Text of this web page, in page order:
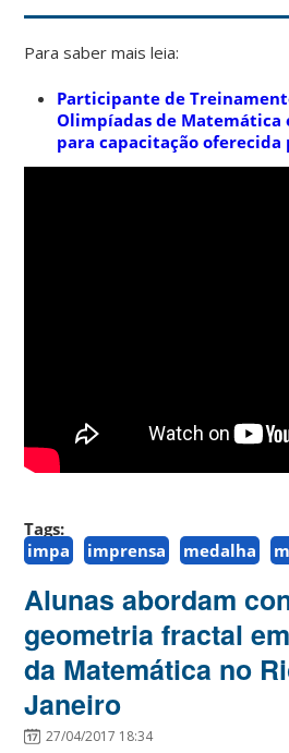
Para saber mais leia:
Participante de
Olimpíadas de Matemática
para capacitação oferecida
Tags:
impa
imprensa medalha
Alunas abordam
geometria fractal
da Matemática no
Janeiro
27/04/2017 18:34